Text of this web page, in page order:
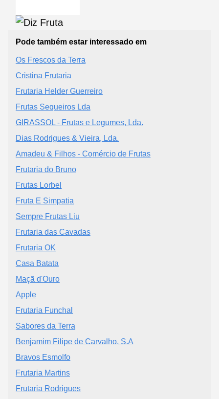
Pode também estar interessado em
Os Frescos da Terra
Cristina Frutaria
Frutaria Helder Guerreiro
Frutas Sequeiros Lda
GIRASSOL - Frutas e Legumes, Lda.
Dias Rodrigues & Vieira, Lda.
Amadeu & Filhos - Comércio de Frutas
Frutaria do Bruno
Frutas Lorbel
Fruta E Simpatia
Sempre Frutas Liu
Frutaria das Cavadas
Frutaria OK
Casa Batata
Maçã d'Ouro
Apple
Frutaria Funchal
Sabores da Terra
Benjamim Filipe de Carvalho, S.A
Bravos Esmolfo
Frutaria Martins
Frutaria Rodrigues